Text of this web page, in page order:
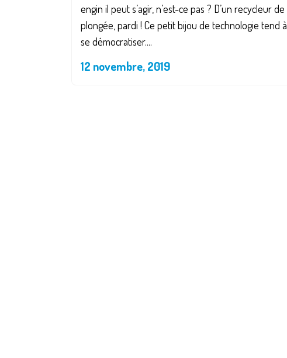
engin il peut s’agir, n’est-ce pas ? D’un recycleur de
plongée, pardi ! Ce petit bijou de technologie tend à
se démocratiser....
12 novembre, 2019